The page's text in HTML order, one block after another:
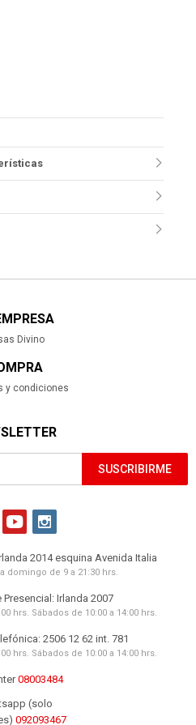
Divino
y condiciones
SUSCRIBIRME
 
2014 esquina Avenida Italia
domingo de 9 a 21:30 hrs.
Irlanda 2007
hrs. Sábados de 10:00 a 14:00 hrs.
2506 12 62 int. 781
hrs. Sábados de 10:00 a 14:00 hrs.
08003484
(solo
092093467